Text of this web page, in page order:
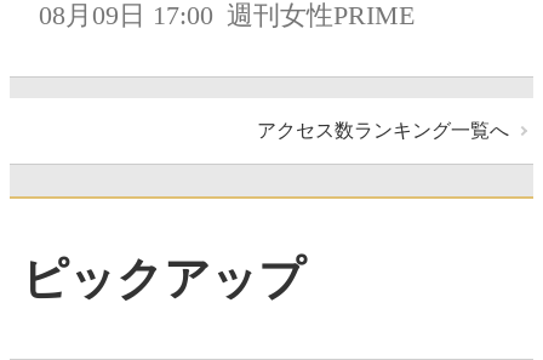
08月09日 17:00 週刊女性PRIME
アクセス数ランキング一覧へ
ピックアップ